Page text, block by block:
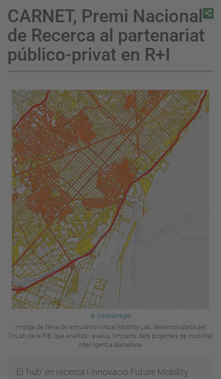
CARNET, Premi Nacional
de Recerca al partenariat
público-privat en R+I
Descarregar
Imatge de l'eina de simulació Virtual Mobility Lab, desenvolupada per
l'inLab de la FIB, que analitza i avalua l’impacte dels projectes de mobilitat
intel·ligent a Barcelona
El 'hub' en recerca i innovació Future Mobility